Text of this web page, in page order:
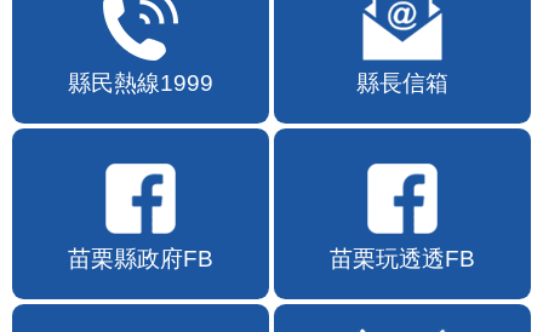
縣民熱線1999 縣長信箱
苗栗縣政府FB 苗栗玩透透FB